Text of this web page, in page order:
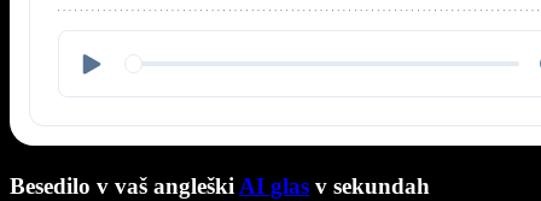
Besedilo v vaš angleški AI glas v sekundah